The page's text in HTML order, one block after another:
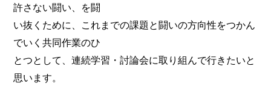
許さない闘い、を闘
い抜くために、これまでの課題と闘いの方向性をつかん
でいく共同作業のひ
とつとして、連続学習・討論会に取り組んで行きたいと
思います。